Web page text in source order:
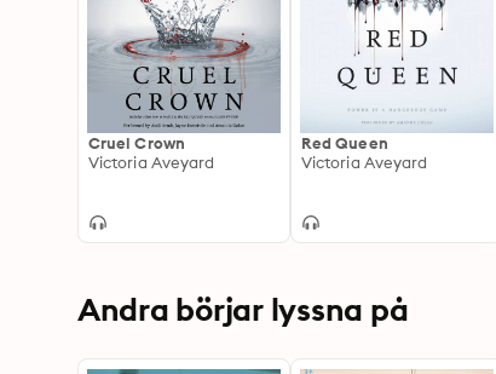
Cruel Crown
Victoria Aveyard
Red Queen
Victoria Aveyard
Andra börjar lyssna på